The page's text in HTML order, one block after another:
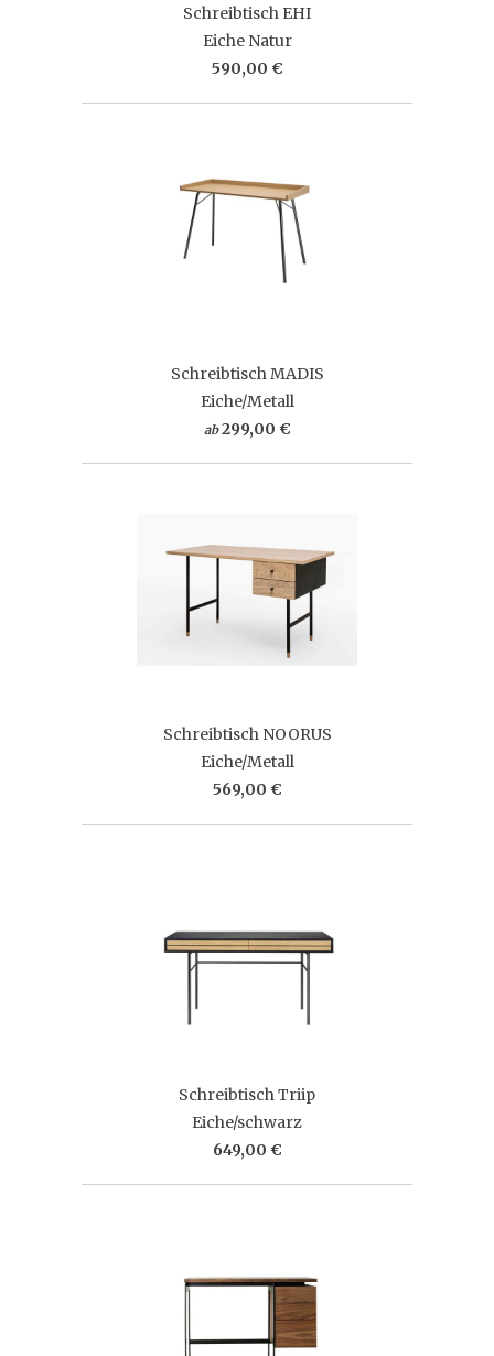
Schreibtisch EHI
Eiche Natur
590,00 €
Schreibtisch MADIS
Eiche/Metall
ab 299,00 €
Schreibtisch NOORUS
Eiche/Metall
569,00 €
Schreibtisch Triip
Eiche/schwarz
649,00 €